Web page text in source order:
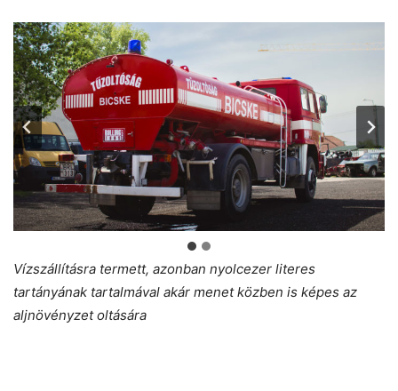
Vízszállításra termett, azonban nyolcezer literes
tartányának tartalmával akár menet közben is képes az
aljnövényzet oltására